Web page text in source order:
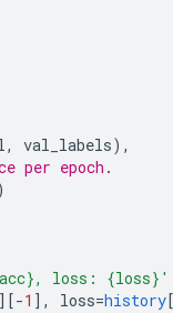
, val_labels),
per epoch.
loss: {loss}'
][-1 ] , loss=history